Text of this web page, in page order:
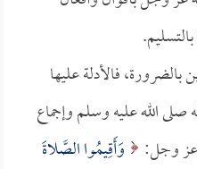
فالأدلة عليها
الله عليه وسلم وإجماع
عز وجل:
وَأَقِيمُوا الصَّلاةَ